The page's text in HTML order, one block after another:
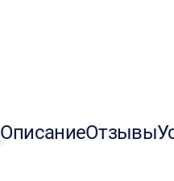
ОписаниеОтзывы